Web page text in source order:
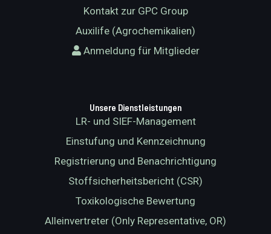
Kontakt zur GPC Group
Auxilife (Agrochemikalien)
Anmeldung für Mitglieder
Unsere Dienstleistungen
LR- und SIEF-Management
Einstufung und Kennzeichnung
Registrierung und Benachrichtigung
Stoffsicherheitsbericht (CSR)
Toxikologische Bewertung
Alleinvertreter (Only Representative, OR)